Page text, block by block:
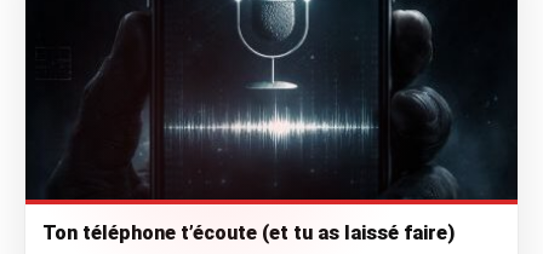
Ton téléphone t’écoute (et tu as laissé faire)